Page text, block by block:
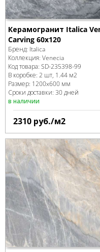
Керамогранит Italica
Carving 60х120
Бренд: Italica
Коллекция: Venecia
Код товара: SD-235398-99
В коробке: 2 шт, 1.44 м2
Размер: 1200x600 мм
Сроки доставки: 30 дней
в наличии
2310 руб./м2